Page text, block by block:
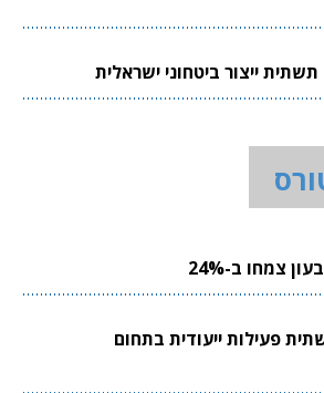
צמחו ב-24%
פעילות ייעודית בתחום